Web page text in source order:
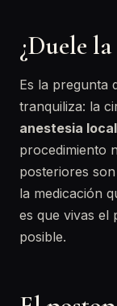
¿Duele
Es la pregunta
tranquiliza: la
anestesia local
procedimiento
posteriores
la medicación
es que vivas el
posible.